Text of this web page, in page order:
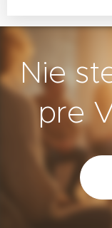
Nie
pre